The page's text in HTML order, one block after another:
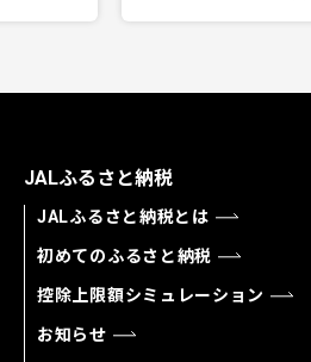
JALふるさと納税
JALふるさと納税とは
初めてのふるさと納税
控除上限額シミュレーション
お知らせ